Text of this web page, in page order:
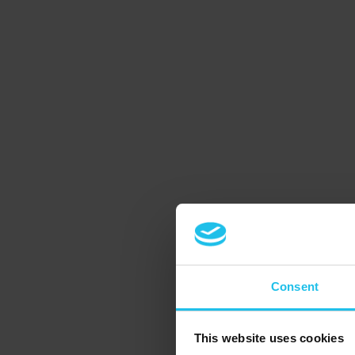
Consent
This website uses cookies